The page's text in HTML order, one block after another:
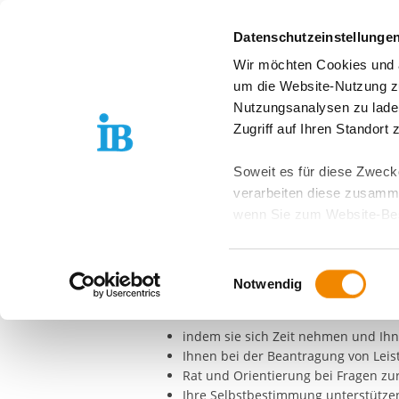
Wir möchten Cookies
um die Website-Nutzung
Nutzungsanalysen zu
Zugriff auf Ihren Standort
Soweit es für diese
verarbeiten diese
wenn Sie zum Website-
ausgeschlossen werden.
zusätzlichen Risiken für
Weitere Details finden
Sie möchten, dass alle
Kategorien auswählen.
Zwecke entscheiden und
Einwilligungsauswahl
Notwendig
Über uns
FREIER TRÄGER DER JUGEND-, SOZIAL- UND
EUTB
rgänzenden UnabhängigenT
In der EUTB können Sie sichkostenfrei
Die BeraterInnen unterstützen Sie
indem sie sich Zeit nehmen und
Ihnen bei der Beantragung von
Rat und Orientierung bei Fragen
Ihre Selbstbestimmung